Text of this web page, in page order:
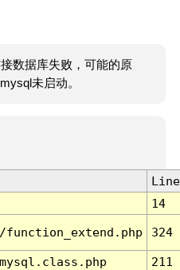
数据库失败，可能的原
未启动。
Line
14
324
211